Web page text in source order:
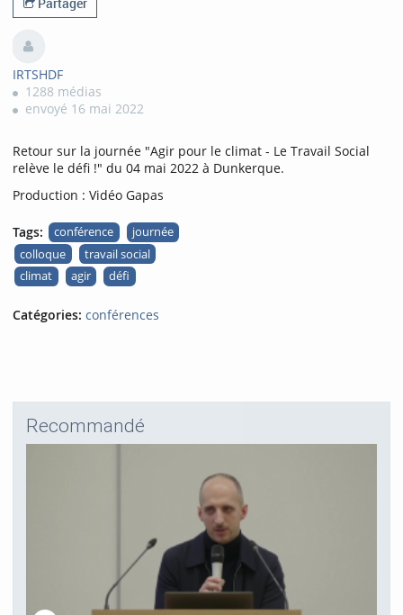
IRTSHDF
1288 médias
envoyé 16 mai 2022
Retour sur la journée "Agir pour le climat - Le Travail Social
relève le défi !" du 04 mai 2022 à Dunkerque.
Production : Vidéo Gapas
Tags: conférence
journée
colloque
travail social
climat
agir défi
Catégories: conférences
Recommandé